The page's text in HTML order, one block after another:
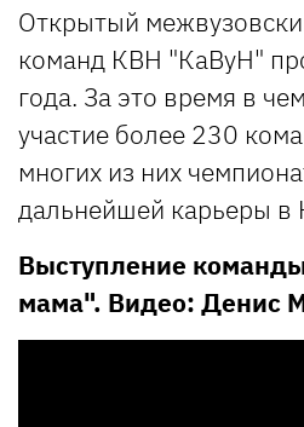
Открытый
команд КВН "КаВуН"
года. За это время в
участие более 230
многих из них
дальнейшей карьеры в
Выступление
мама". Видео: Денис